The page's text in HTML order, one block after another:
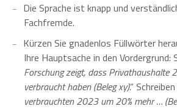
Die Sprache ist knapp und
Fachfremde.
Kürzen Sie gnadenlos Füllwörter
Ihre Hauptsache in den Vordergrund:
Forschung zeigt, dass Privathaushalte
verbraucht haben (Beleg xy).“
verbrauchten 2023 um 20% mehr …